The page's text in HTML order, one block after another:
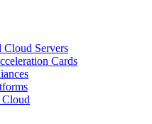
Cloud Servers
Cards